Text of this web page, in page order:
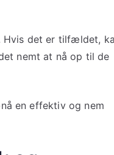
Hvis det er tilfældet,
nemt at nå op til de
en effektiv og nem